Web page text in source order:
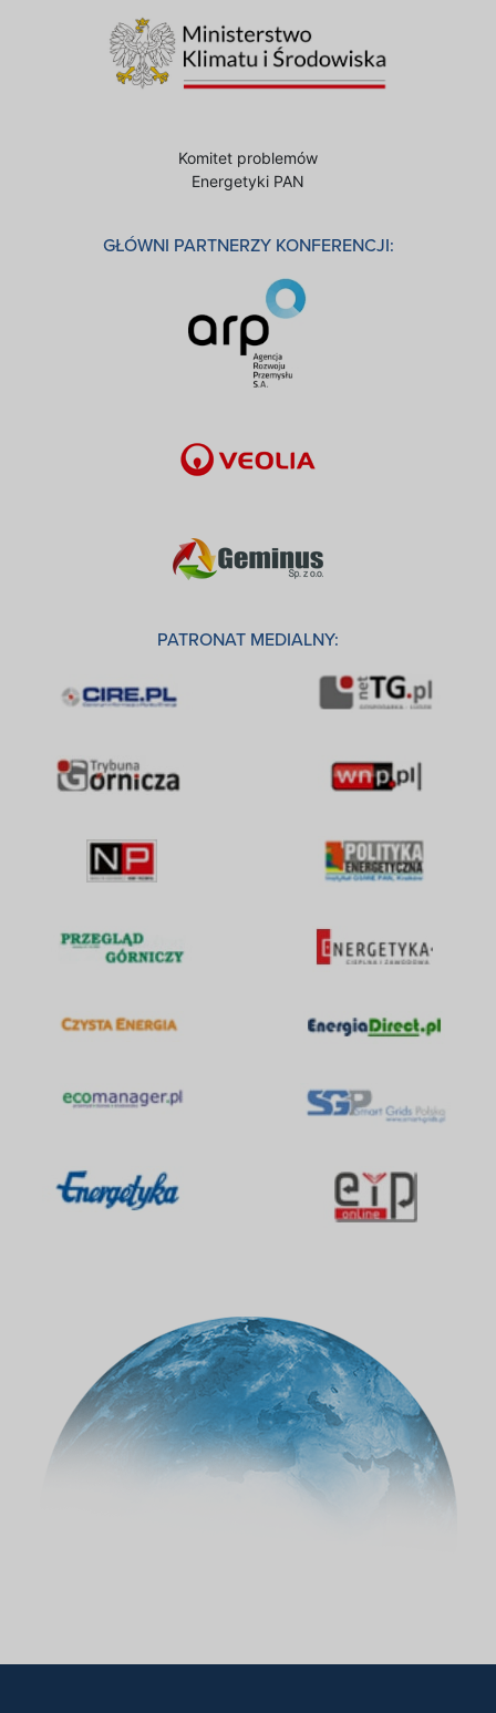
Komitet problemów
Energetyki PAN
GŁÓWNI PARTNERZY KONFERENCJI:
PATRONAT MEDIALNY: